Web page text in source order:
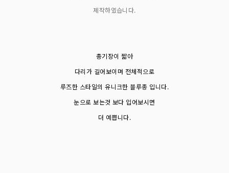
제작하였습니다.
총기장이 짧아
다리가 길어보이며 전체적으로
루즈한 스타일의 유니크한 블루종 입니다.
눈으로 보는것 보다 입어보시면
더 예쁩니다.